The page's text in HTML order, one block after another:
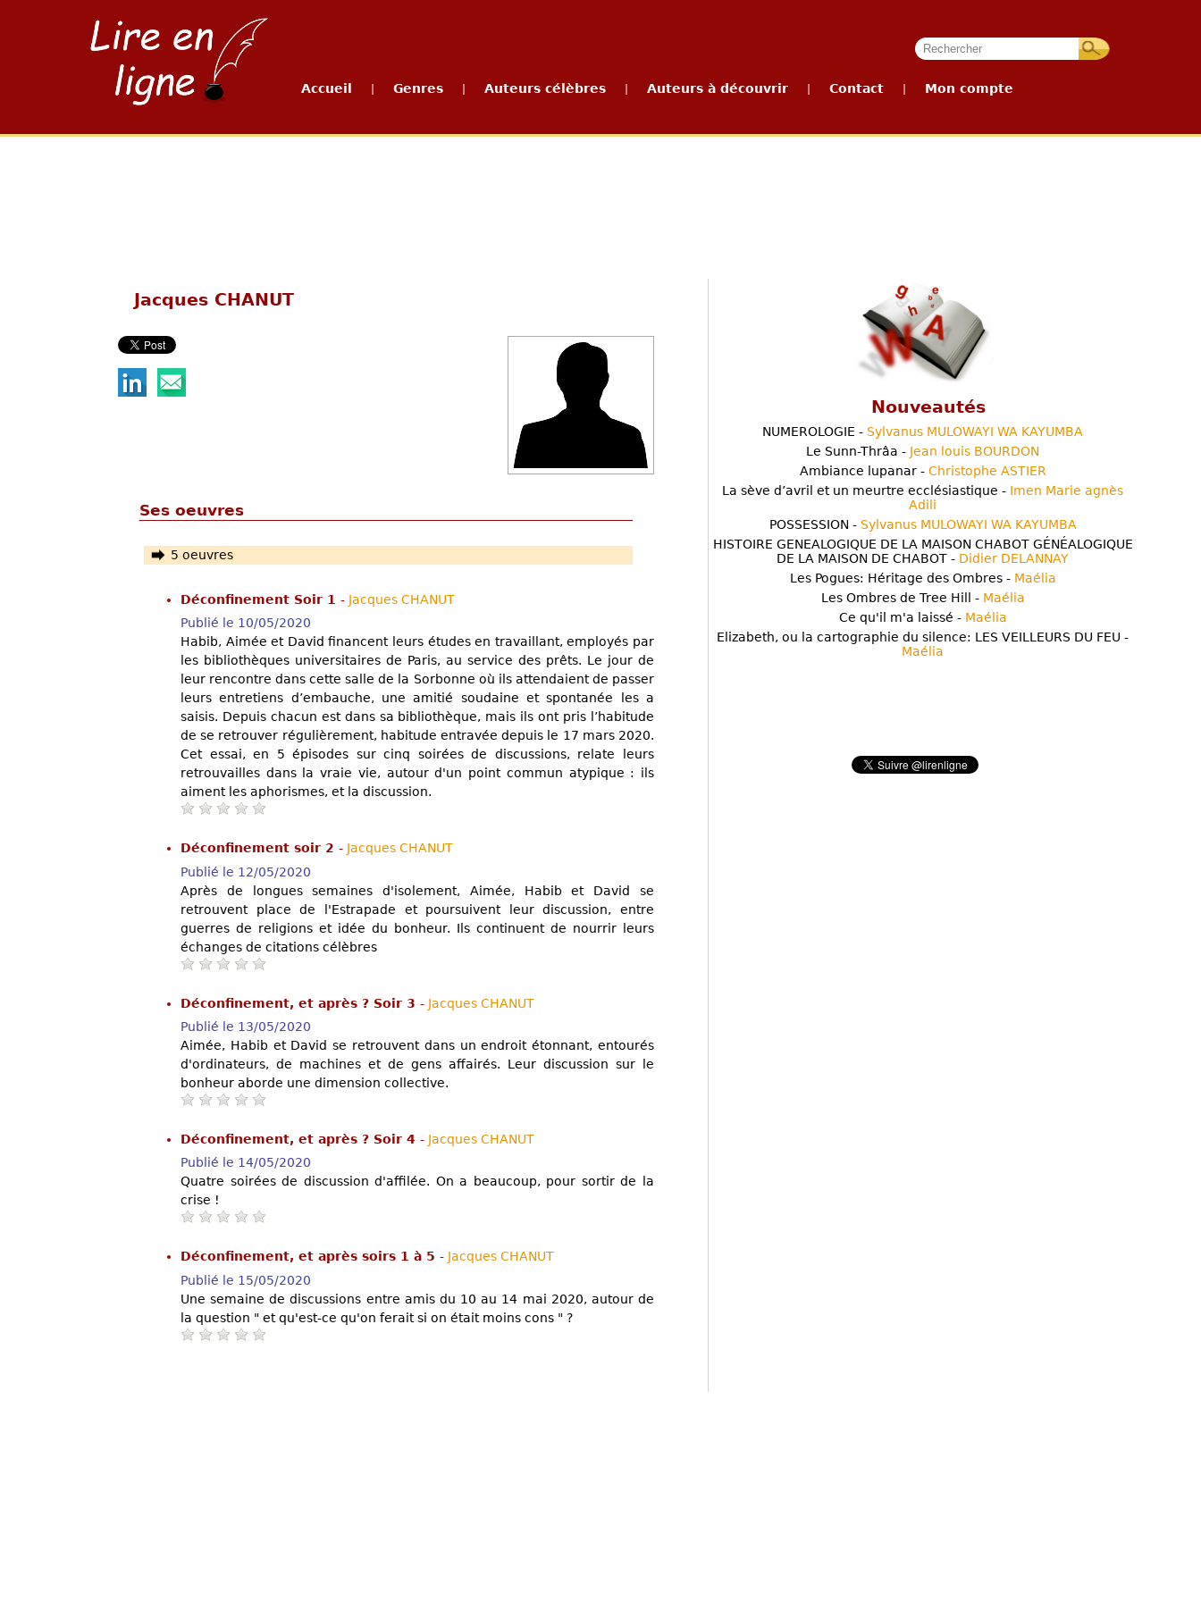
Accueil Genres Auteurs célèbres Auteurs à découvrir Contact Mon compte
Jacques CHANUT
Ses oeuvres
5 oeuvres
Déconfinement Soir 1 - Jacques CHANUT
Publié le 10/05/2020
Habib, Aimée et David financent leurs études en travaillant, employés par
les bibliothèques universitaires de Paris, au service des prêts. Le jour de
leur rencontre dans cette salle de la Sorbonne où ils attendaient de passer
leurs entretiens d’embauche, une amitié soudaine et spontanée les a
saisis. Depuis chacun est dans sa bibliothèque, mais ils ont pris l’habitude
de se retrouver régulièrement, habitude entravée depuis le 17 mars 2020.
Cet essai, en 5 épisodes sur cinq soirées de discussions, relate leurs
retrouvailles dans la vraie vie, autour d'un point commun atypique : ils
aiment les aphorismes, et la discussion.
Déconfinement soir 2 - Jacques CHANUT
Publié le 12/05/2020
Après de longues semaines d'isolement, Aimée, Habib et David se
retrouvent place de l'Estrapade et poursuivent leur discussion, entre
guerres de religions et idée du bonheur. Ils continuent de nourrir leurs
échanges de citations célèbres
Déconfinement, et après ? Soir 3 - Jacques CHANUT
Publié le 13/05/2020
Aimée, Habib et David se retrouvent dans un endroit étonnant, entourés
d'ordinateurs, de machines et de gens affairés. Leur discussion sur le
bonheur aborde une dimension collective.
Déconfinement, et après ? Soir 4 - Jacques CHANUT
Publié le 14/05/2020
Quatre soirées de discussion d'affilée. On a beaucoup, pour sortir de la
crise !
Déconfinement, et après soirs 1 à 5 - Jacques CHANUT
Publié le 15/05/2020
Une semaine de discussions entre amis du 10 au 14 mai 2020, autour de
la question " et qu'est-ce qu'on ferait si on était moins cons " ?
Nouveautés
NUMEROLOGIE - Sylvanus MULOWAYI WA KAYUMBA
Le Sunn-Thrâa - Jean louis BOURDON
Ambiance lupanar - Christophe ASTIER
La sève d’avril et un meurtre ecclésiastique - Imen Marie agnès
Adili
POSSESSION - Sylvanus MULOWAYI WA KAYUMBA
HISTOIRE GENEALOGIQUE DE LA MAISON CHABOT GÉNÉALOGIQUE
DE LA MAISON DE CHABOT - Didier DELANNAY
Les Pogues: Héritage des Ombres - Maélia
Les Ombres de Tree Hill - Maélia
Ce qu'il m'a laissé - Maélia
Elizabeth, ou la cartographie du silence: LES VEILLEURS DU FEU -
Maélia